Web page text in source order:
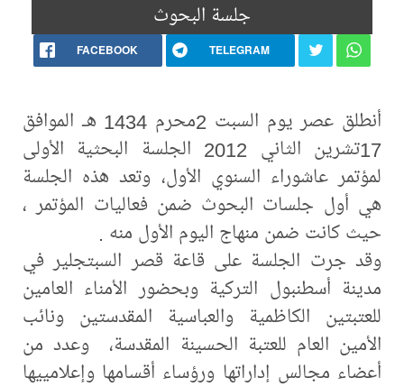
جلسة البحوث
FACEBOOK TELEGRAM
أنطلق عصر يوم السبت 2محرم 1434 هـ الموافق
17تشرين الثاني 2012 الجلسة البحثية الأولى
لمؤتمر عاشوراء السنوي الأول، وتعد هذه الجلسة
هي أول جلسات البحوث ضمن فعاليات المؤتمر ،
حيث كانت ضمن منهاج اليوم الأول منه .
وقد جرت الجلسة على قاعة قصر السبتجلير في
مدينة أسطنبول التركية وبحضور الأمناء العامين
للعتبتين الكاظمية والعباسية المقدستين ونائب
الأمين العام للعتبة الحسينة المقدسة، ‏ وعدد من
أعضاء مجالس إداراتها ورؤساء أقسامها وإعلامييها